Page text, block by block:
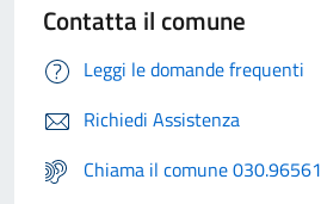
Contatta il comune
Leggi le domande frequenti
Richiedi Assistenza
Chiama il comune 030.96561